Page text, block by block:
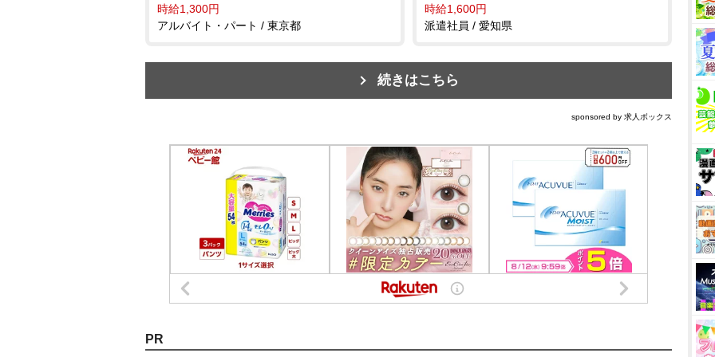
時給1,300円
アルバイト・パート / 東京都
時給1,600円
派遣社員 / 愛知県
続きはこちら
sponsored by 求人ボックス
PR